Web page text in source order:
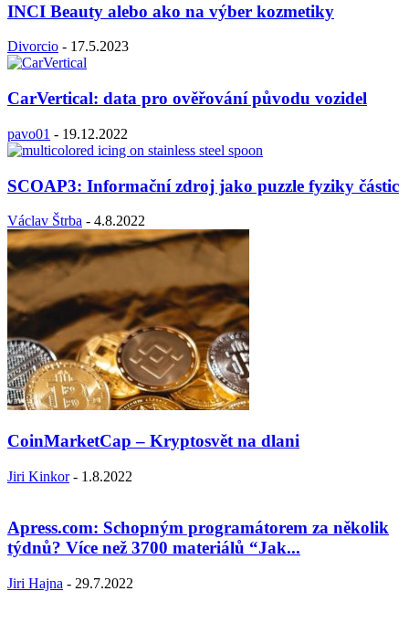
INCI Beauty alebo ako na výber kozmetiky
Divorcio - 17.5.2023
CarVertical: data pro ověřování původu vozidel
pavo01 - 19.12.2022
SCOAP3: Informační zdroj jako puzzle fyziky částic
Václav Štrba - 4.8.2022
CoinMarketCap – Kryptosvět na dlani
Jiri Kinkor - 1.8.2022
Apress.com: Schopným programátorem za několik
týdnů? Více než 3700 materiálů “Jak...
Jiri Hajna - 29.7.2022